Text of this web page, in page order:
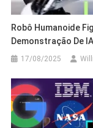
Robô Humanoide
Demonstração De IA
17/08/2025